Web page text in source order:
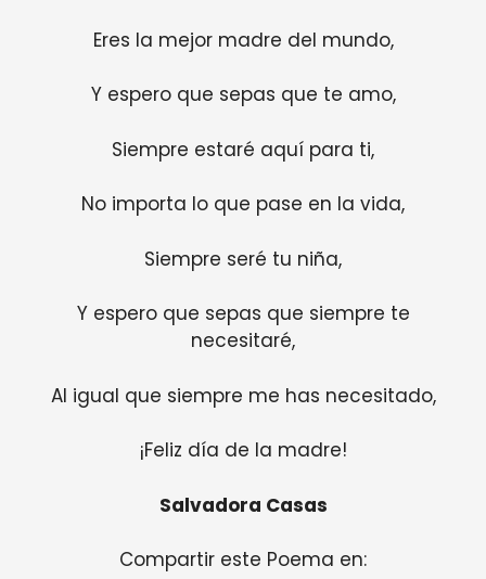
Eres la mejor madre del mundo,
Y espero que sepas que te amo,
Siempre estaré aquí para ti,
No importa lo que pase en la vida,
Siempre seré tu niña,
Y espero que sepas que siempre te
necesitaré,
Al igual que siempre me has necesitado,
¡Feliz día de la madre!
Salvadora Casas
Compartir este Poema en: